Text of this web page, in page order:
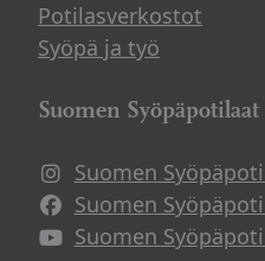
Potilasverkostot
Syöpä ja työ
Suomen Syöpäpotilaat
Suomen
Suomen
Suomen